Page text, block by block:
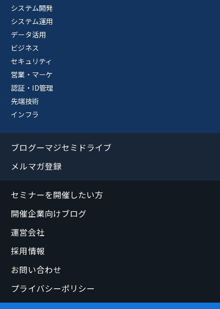
システム開発
システム運用
データ活用
ビジネス
セキュリティ
営業・マーケ
認証・ID管理
先端技術
インフラ
ブログーマジセミドライブ
メルマガ登録
セミナーを開催したい方
開催企業向けブログ
運営会社
採用情報
お問い合わせ
プライバシーポリシー